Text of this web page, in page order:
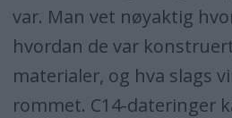
var. Man vet nøyaktig
hvordan de var
materialer, og hva slags
rommet. C14-dateringer